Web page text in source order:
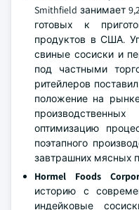
Smithfield занимает
готовых к
продуктов в США.
свиные сосиски и
под частными
ритейлеров
положение на
оптимизацию
поэтапного
завтрашних мясных
Hormel Foods
историю с
индейковые